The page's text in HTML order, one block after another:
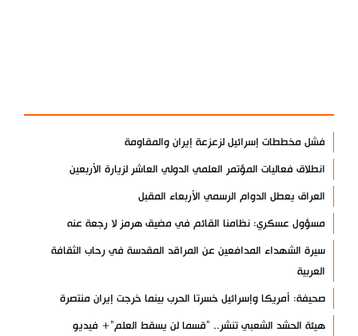
فشل مخططات إسرائيل لزعزعة إيران والمقاومة
انطلاق فعاليات المؤتمر العلمي الدولي العاشر لزيارة الأربعين
العراق يعطل الدوام الرسمي الأربعاء المقبل
مسؤول عسكري: نظامنا القائم في مضيق هرمز لا رجعة عنه
سيرة الشهداء المدافعين عن المراقد المقدسة في رحاب الثقافة
العربية
صحيفة: أمريكا وإسرائيل خسرتا الحرب بينما خرجت إيران منتصرة
هيئة الحشد الشعبي تنشر.. "قسما لن يسقط العلم"+ فيديو